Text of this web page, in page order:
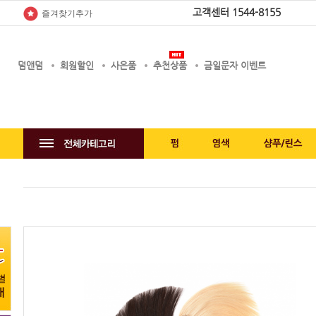
즐겨찾기추가 고객센터 1544-8155
덤앤덤 회원할인 사은품 추천상품 금일문자 이벤트